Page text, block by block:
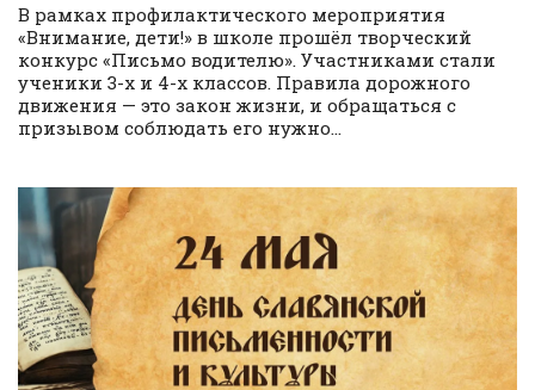
В рамках профилактического мероприятия
«Внимание, дети!» в школе прошёл творческий
конкурс «Письмо водителю». Участниками стали
ученики 3-х и 4-х классов. Правила дорожного
движения — это закон жизни, и обращаться с
призывом соблюдать его нужно...